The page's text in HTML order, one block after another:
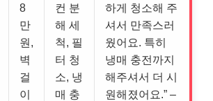
8
만
원,
벽
걸
이
컨 분
해 세
척, 필
터 청
소, 냉
매 충
하게 청소해 주
셔서 만족스러
웠어요. 특히
냉매 충전까지
해주셔서 더 시
원해졌어요.” –